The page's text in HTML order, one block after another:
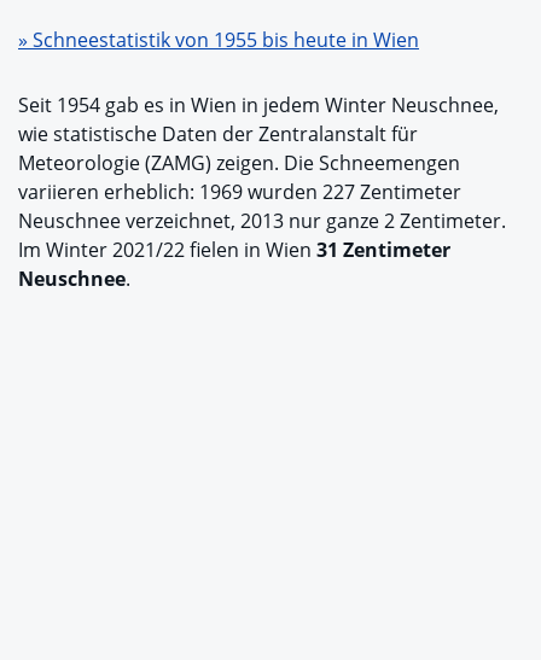
» Schneestatistik von 1955 bis heute in Wien
Seit 1954 gab es in Wien in jedem Winter Neuschnee,
wie statistische Daten der Zentralanstalt für
Meteorologie (ZAMG) zeigen. Die Schneemengen
variieren erheblich: 1969 wurden 227 Zentimeter
Neuschnee verzeichnet, 2013 nur ganze 2 Zentimeter.
Im Winter 2021/22 fielen in Wien 31 Zentimeter
Neuschnee.